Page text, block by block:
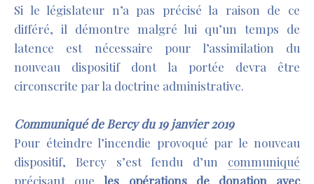
Si le législateur n’a pas précisé la raison de ce
différé, il démontre malgré lui qu’un temps de
latence est nécessaire pour l’assimilation du
nouveau dispositif dont la portée devra être
circonscrite par la doctrine administrative.
Communiqué de Bercy du 19 janvier 2019
Pour éteindre l’incendie provoqué par le nouveau
dispositif, Bercy s’est fendu d’un communiqué
précisant queles opérations de donation avec